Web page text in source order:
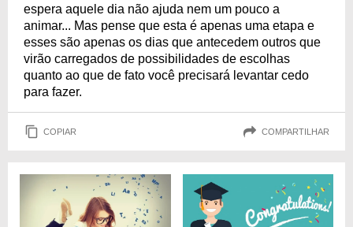
espera aquele dia não ajuda nem um pouco a
animar... Mas pense que esta é apenas uma etapa e
esses são apenas os dias que antecedem outros que
virão carregados de possibilidades de escolhas
quanto ao que de fato você precisará levantar cedo
para fazer.
COPIAR COMPARTILHAR